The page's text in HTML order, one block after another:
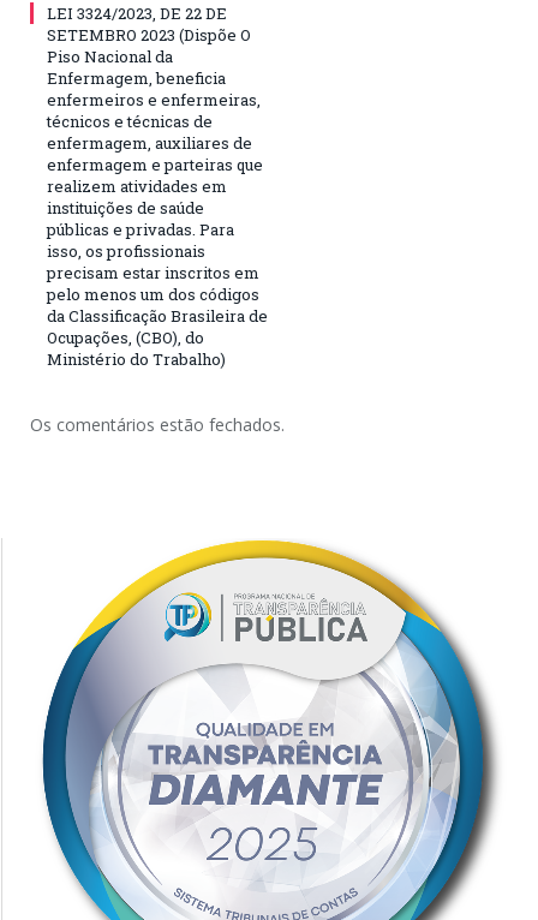
LEI 3324/2023, DE 22 DE
SETEMBRO 2023 (Dispõe O
Piso Nacional da
Enfermagem, beneficia
enfermeiros e enfermeiras,
técnicos e técnicas de
enfermagem, auxiliares de
enfermagem e parteiras que
realizem atividades em
instituições de saúde
públicas e privadas. Para
isso, os profissionais
precisam estar inscritos em
pelo menos um dos códigos
da Classificação Brasileira de
Ocupações, (CBO), do
Ministério do Trabalho)
Os comentários estão fechados.